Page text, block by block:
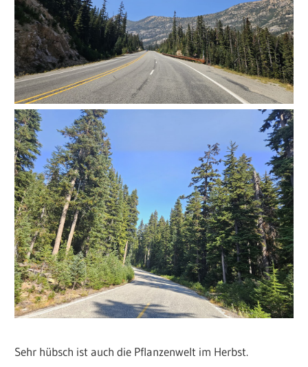
Sehr hübsch ist auch die Pflanzenwelt im Herbst.